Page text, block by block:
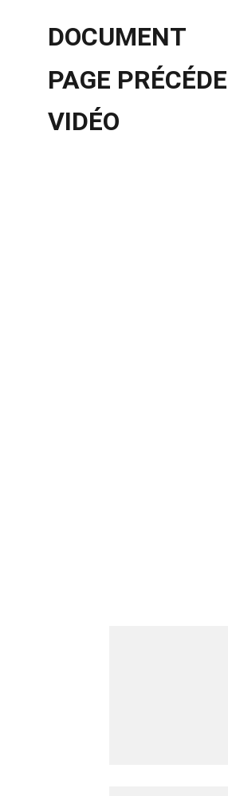
DOCUMENT
VIDÉO
PAGE